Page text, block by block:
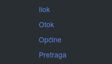
Ilok
Otok
Općine
Pretraga